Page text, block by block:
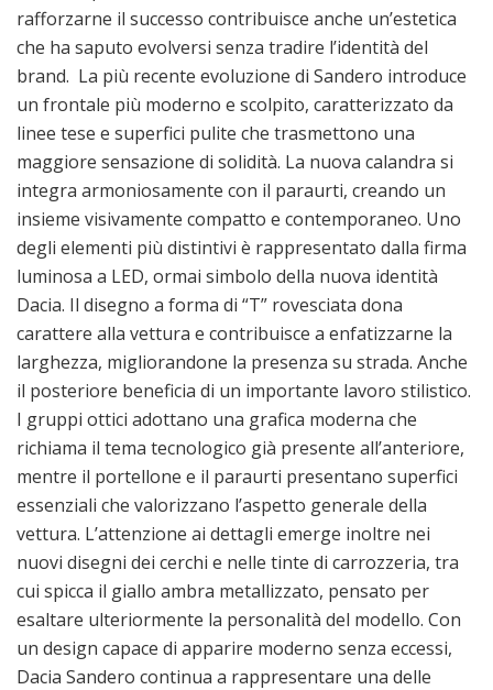
rafforzarne il successo contribuisce anche un’estetica
che ha saputo evolversi senza tradire l’identità del
brand. La più recente evoluzione di Sandero introduce
un frontale più moderno e scolpito, caratterizzato da
linee tese e superfici pulite che trasmettono una
maggiore sensazione di solidità. La nuova calandra si
integra armoniosamente con il paraurti, creando un
insieme visivamente compatto e contemporaneo. Uno
degli elementi più distintivi è rappresentato dalla firma
luminosa a LED, ormai simbolo della nuova identità
Dacia. Il disegno a forma di “T” rovesciata dona
carattere alla vettura e contribuisce a enfatizzarne la
larghezza, migliorandone la presenza su strada. Anche
il posteriore beneficia di un importante lavoro stilistico.
I gruppi ottici adottano una grafica moderna che
richiama il tema tecnologico già presente all’anteriore,
mentre il portellone e il paraurti presentano superfici
essenziali che valorizzano l’aspetto generale della
vettura. L’attenzione ai dettagli emerge inoltre nei
nuovi disegni dei cerchi e nelle tinte di carrozzeria, tra
cui spicca il giallo ambra metallizzato, pensato per
esaltare ulteriormente la personalità del modello. Con
un design capace di apparire moderno senza eccessi,
Dacia Sandero continua a rappresentare una delle